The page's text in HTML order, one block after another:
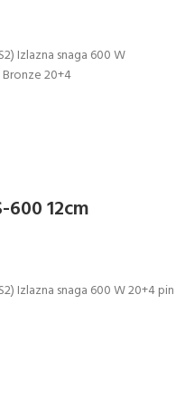
Izlazna snaga 600 W
20+4
600 12cm
Izlazna snaga 600 W 20+4 pin